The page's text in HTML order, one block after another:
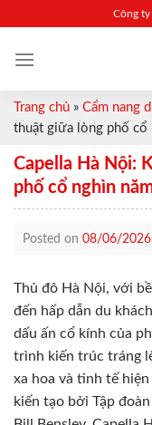
content
Công
Trang chủ » Cẩm nang
thuật giữa lòng phố cổ
Capella Hà Nội:
phố cổ nghìn
Posted on 08/06/2026
Thủ đô Hà Nội, với
đến hấp dẫn du
dấu ấn cổ kính của
trình kiến trúc tráng
xa hoa và tinh tế
kiến tạo bởi Tập